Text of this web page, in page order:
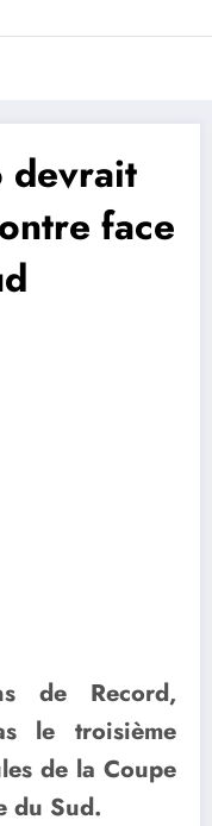
du football
devrait
face
de Record,
le troisième
de la Coupe
du Sud.